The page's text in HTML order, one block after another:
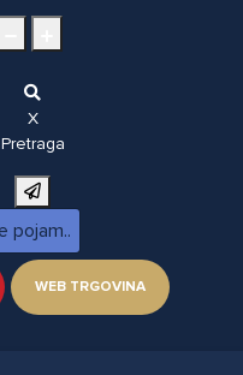
X
Pretraga
WEB TRGOVINA